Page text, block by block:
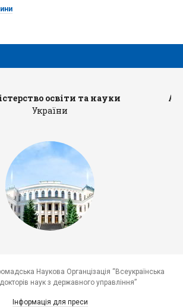
освіти та науки
України
Наукова Органцізація “Всеукраїнська
наук з державного управління”
Інформація для преси